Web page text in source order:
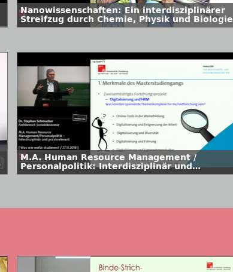
Nanowissenschaften: Ein interdisziplinärer
Streifzug durch Chemie, Physik und Biologie
M.A. Human Resource Management /
Personalpolitik: Interdisziplinär und
praxisrelevant